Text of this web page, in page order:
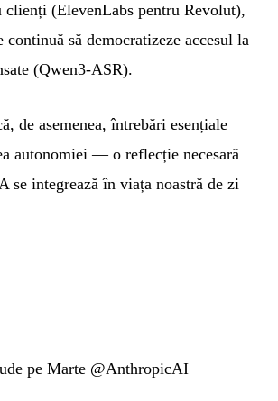
clienți (ElevenLabs pentru Revolut),
continuă să democratizeze accesul la
(Qwen3-ASR).
de asemenea, întrebări esențiale
autonomiei — o reflecție necesară
se integrează în viața noastră de zi
pe Marte @AnthropicAI